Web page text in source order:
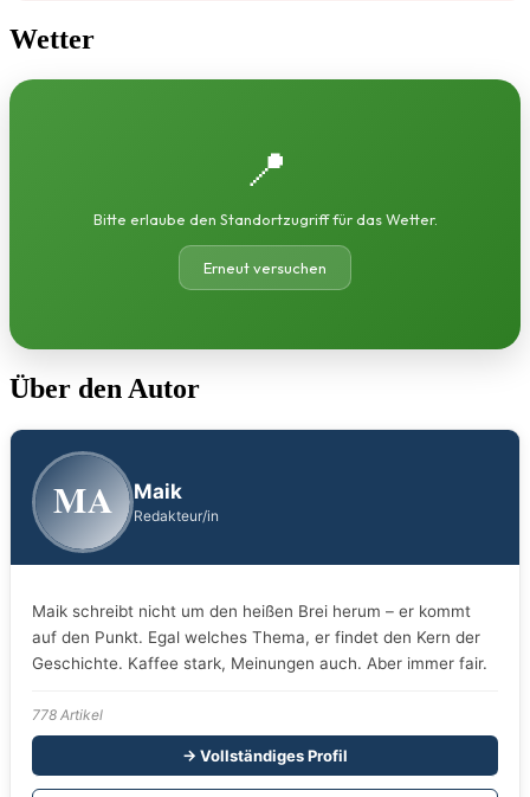
Wetter
📍
Bitte erlaube den Standortzugriff für das Wetter.
Erneut versuchen
Über den Autor
MA Maik
Redakteur/in
Maik schreibt nicht um den heißen Brei herum – er kommt
auf den Punkt. Egal welches Thema, er findet den Kern der
Geschichte. Kaffee stark, Meinungen auch. Aber immer fair.
778 Artikel
→ Vollständiges Profil